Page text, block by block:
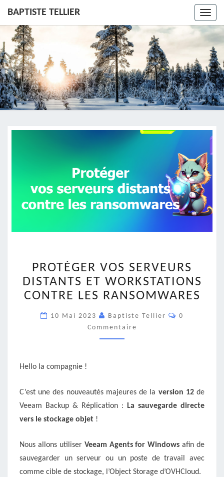
BAPTISTE TELLIER
VOS
SERVEURS
DISTANTS
ET
WORKSTATIONS
CONTRE
PROTÉGER VOS SERVEURS
DISTANTS ET WORKSTATIONS
CONTRE LES RANSOMWARES
10 Mai 2023 Baptiste Tellier
0
Commentaire
Hello la compagnie !
C’est une des nouveautés majeures de la version 12de
Veeam Backup & Réplication : La sauvegarde directe
vers le stockage objet !
Nous allons utiliser Veeam Agents for Windows afin de
sauvegarder un serveur ou un poste de travail avec
comme cible de stockage, l’Object Storage d’OVHCloud.